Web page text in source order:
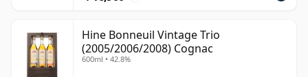
Hine Bonneuil Vintage Trio
(2005/2006/2008) Cognac
600ml • 42.8%